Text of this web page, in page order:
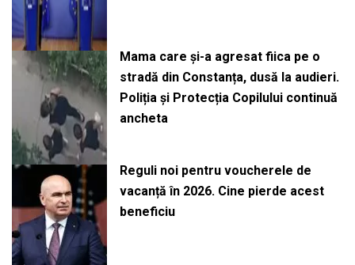
Mama care și-a agresat fiica pe o
stradă din Constanța, dusă la audieri.
Poliția și Protecția Copilului continuă
ancheta
Reguli noi pentru voucherele de
vacanță în 2026. Cine pierde acest
beneficiu